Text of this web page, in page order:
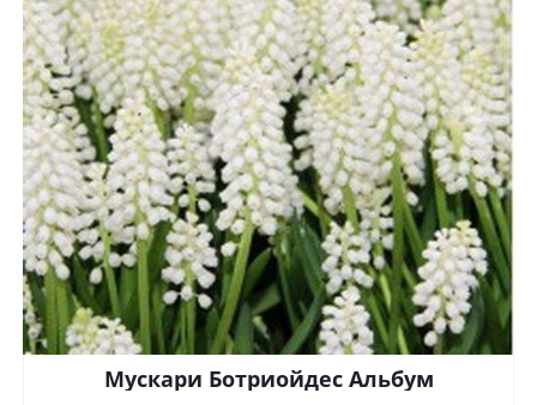
Мускари Ботриойдес Альбум